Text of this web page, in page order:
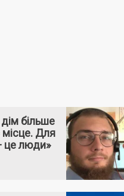
більше
місце. Для
це люди»